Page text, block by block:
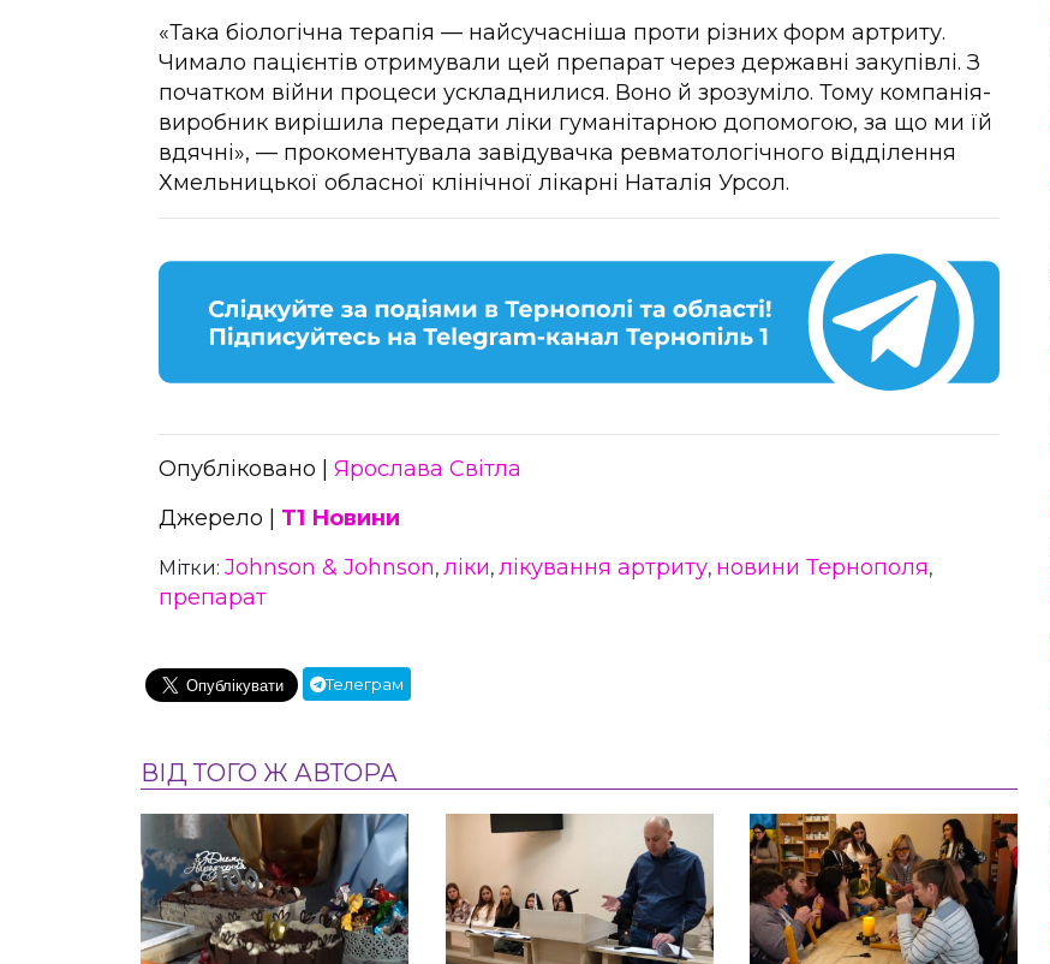
«Така біологічна терапія — найсучасніша проти різних форм артриту.
Чимало пацієнтів отримували цей препарат через державні закупівлі. З
початком війни процеси ускладнилися. Воно й зрозуміло. Тому компанія-
виробник вирішила передати ліки гуманітарною допомогою, за що ми їй
вдячні», — прокоментувала завідувачка ревматологічного відділення
Хмельницької обласної клінічної лікарні Наталія Урсол.
Опубліковано | Ярослава Світла
Джерело | Т1 Новини
Мітки: Johnson & Johnson, ліки, лікування артриту, новини Тернополя,
препарат
Телеграм
ВІД ТОГО Ж АВТОРА